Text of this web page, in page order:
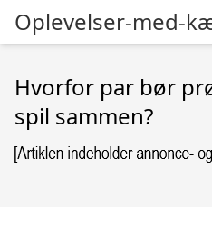
Oplevelser-med-
Hvorfor par bør
spil sammen?